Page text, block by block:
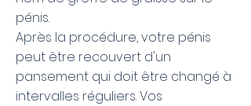
pénis.
Après la procédure, votre pénis
peut être recouvert d'un
pansement qui doit être changé à
intervalles réguliers. Vos